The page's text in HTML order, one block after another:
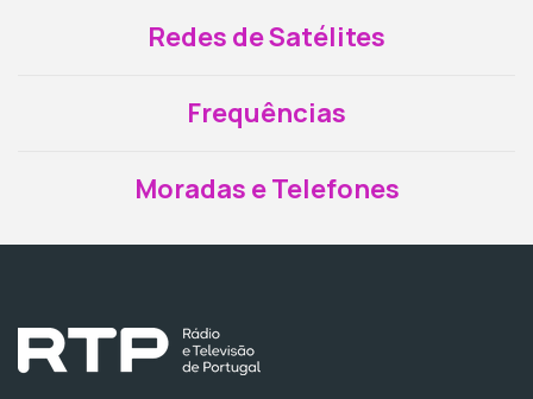
Redes de Satélites
Frequências
Moradas e Telefones